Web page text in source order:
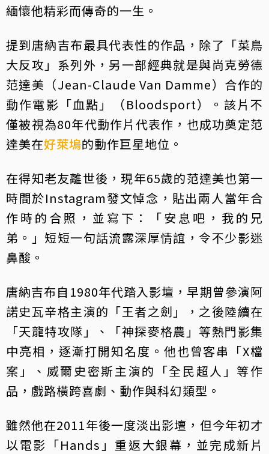
緬懷他精彩而傳奇的一生。
提到唐納吉布最具代表性的作品，除了「菜鳥
大反攻」系列外，另一部經典就是與尚克勞德
范達美（Jean-Claude Van Damme）合作的
動作電影「血點」（Bloodsport）。該片不
僅被視為80年代動作片代表作，也成功奠定范
達美在好萊塢的動作巨星地位。
在得知老友離世後，現年65歲的范達美也第一
時間於Instagram發文悼念，貼出兩人當年合
作時的合照，並寫下：「安息吧，我的兄
弟。」短短一句話流露深厚情誼，令不少影迷
鼻酸。
唐納吉布自1980年代踏入影壇，早期曾參演阿
諾史瓦辛格主演的「王者之劍」，之後陸續在
「天龍特攻隊」、「神探麥格農」等熱門影集
中亮相，逐漸打開知名度。他也曾客串「X檔
案」、威爾史密斯主演的「全民超人」等作
品，戲路橫跨喜劇、動作與科幻類型。
雖然他在2011年後一度淡出影壇，但今年初才
以電影「Hands」重返大銀幕，並完成新片